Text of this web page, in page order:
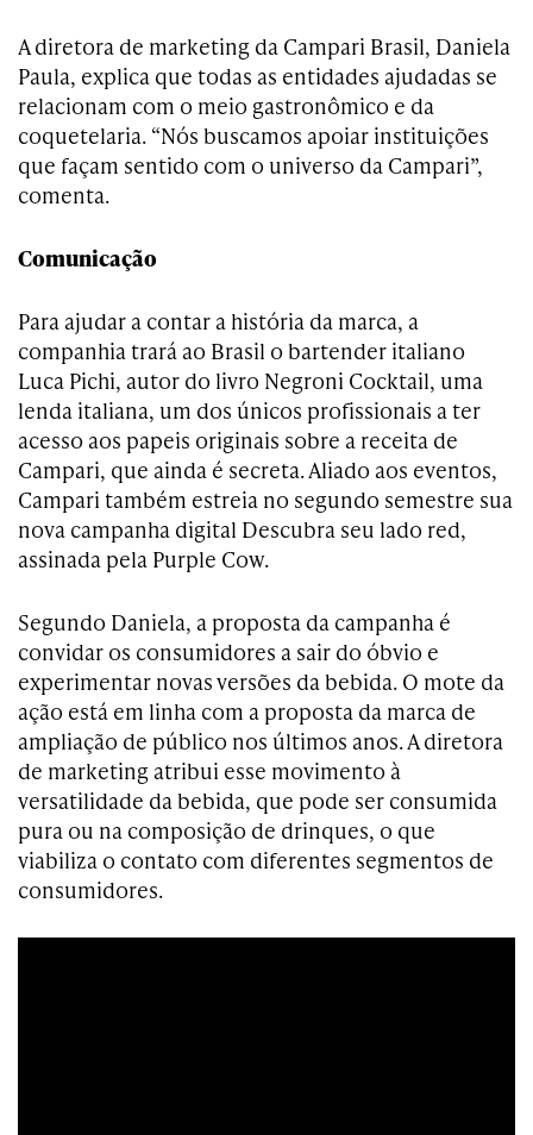
A diretora de marketing da Campari Brasil, Daniela
Paula, explica que todas as entidades ajudadas se
relacionam com o meio gastronômico e da
coquetelaria. “Nós buscamos apoiar instituições
que façam sentido com o universo da Campari”,
comenta.
Comunicação
Para ajudar a contar a história da marca, a
companhia trará ao Brasil o bartender italiano
Luca Pichi, autor do livro Negroni Cocktail, uma
lenda italiana, um dos únicos profissionais a ter
acesso aos papeis originais sobre a receita de
Campari, que ainda é secreta. Aliado aos eventos,
Campari também estreia no segundo semestre sua
nova campanha digital Descubra seu lado red,
assinada pela Purple Cow.
Segundo Daniela, a proposta da campanha é
convidar os consumidores a sair do óbvio e
experimentar novas versões da bebida. O mote da
ação está em linha com a proposta da marca de
ampliação de público nos últimos anos. A diretora
de marketing atribui esse movimento à
versatilidade da bebida, que pode ser consumida
pura ou na composição de drinques, o que
viabiliza o contato com diferentes segmentos de
consumidores.